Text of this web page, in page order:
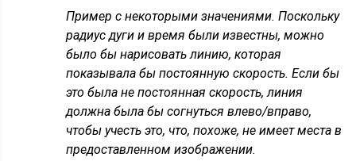
Пример с некоторыми значениями. Поскольку
радиус дуги и время были известны, можно
было бы нарисовать линию, которая
показывала бы постоянную скорость. Если бы
это была не постоянная скорость, линия
должна была бы согнуться влево/вправо,
чтобы учесть это, что, похоже, не имеет места в
предоставленном изображении.